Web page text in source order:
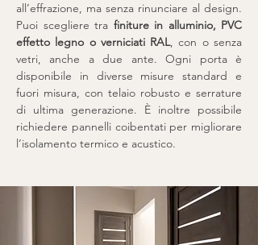
all’effrazione, ma senza rinunciare al design.
Puoi scegliere tra finiture in alluminio, PVC
effetto legno o verniciati RAL, con o senza
vetri, anche a due ante. Ogni porta è
disponibile in diverse misure standard e
fuori misura, con telaio robusto e serrature
di ultima generazione. È inoltre possibile
richiedere pannelli coibentati per migliorare
l’isolamento termico e acustico.